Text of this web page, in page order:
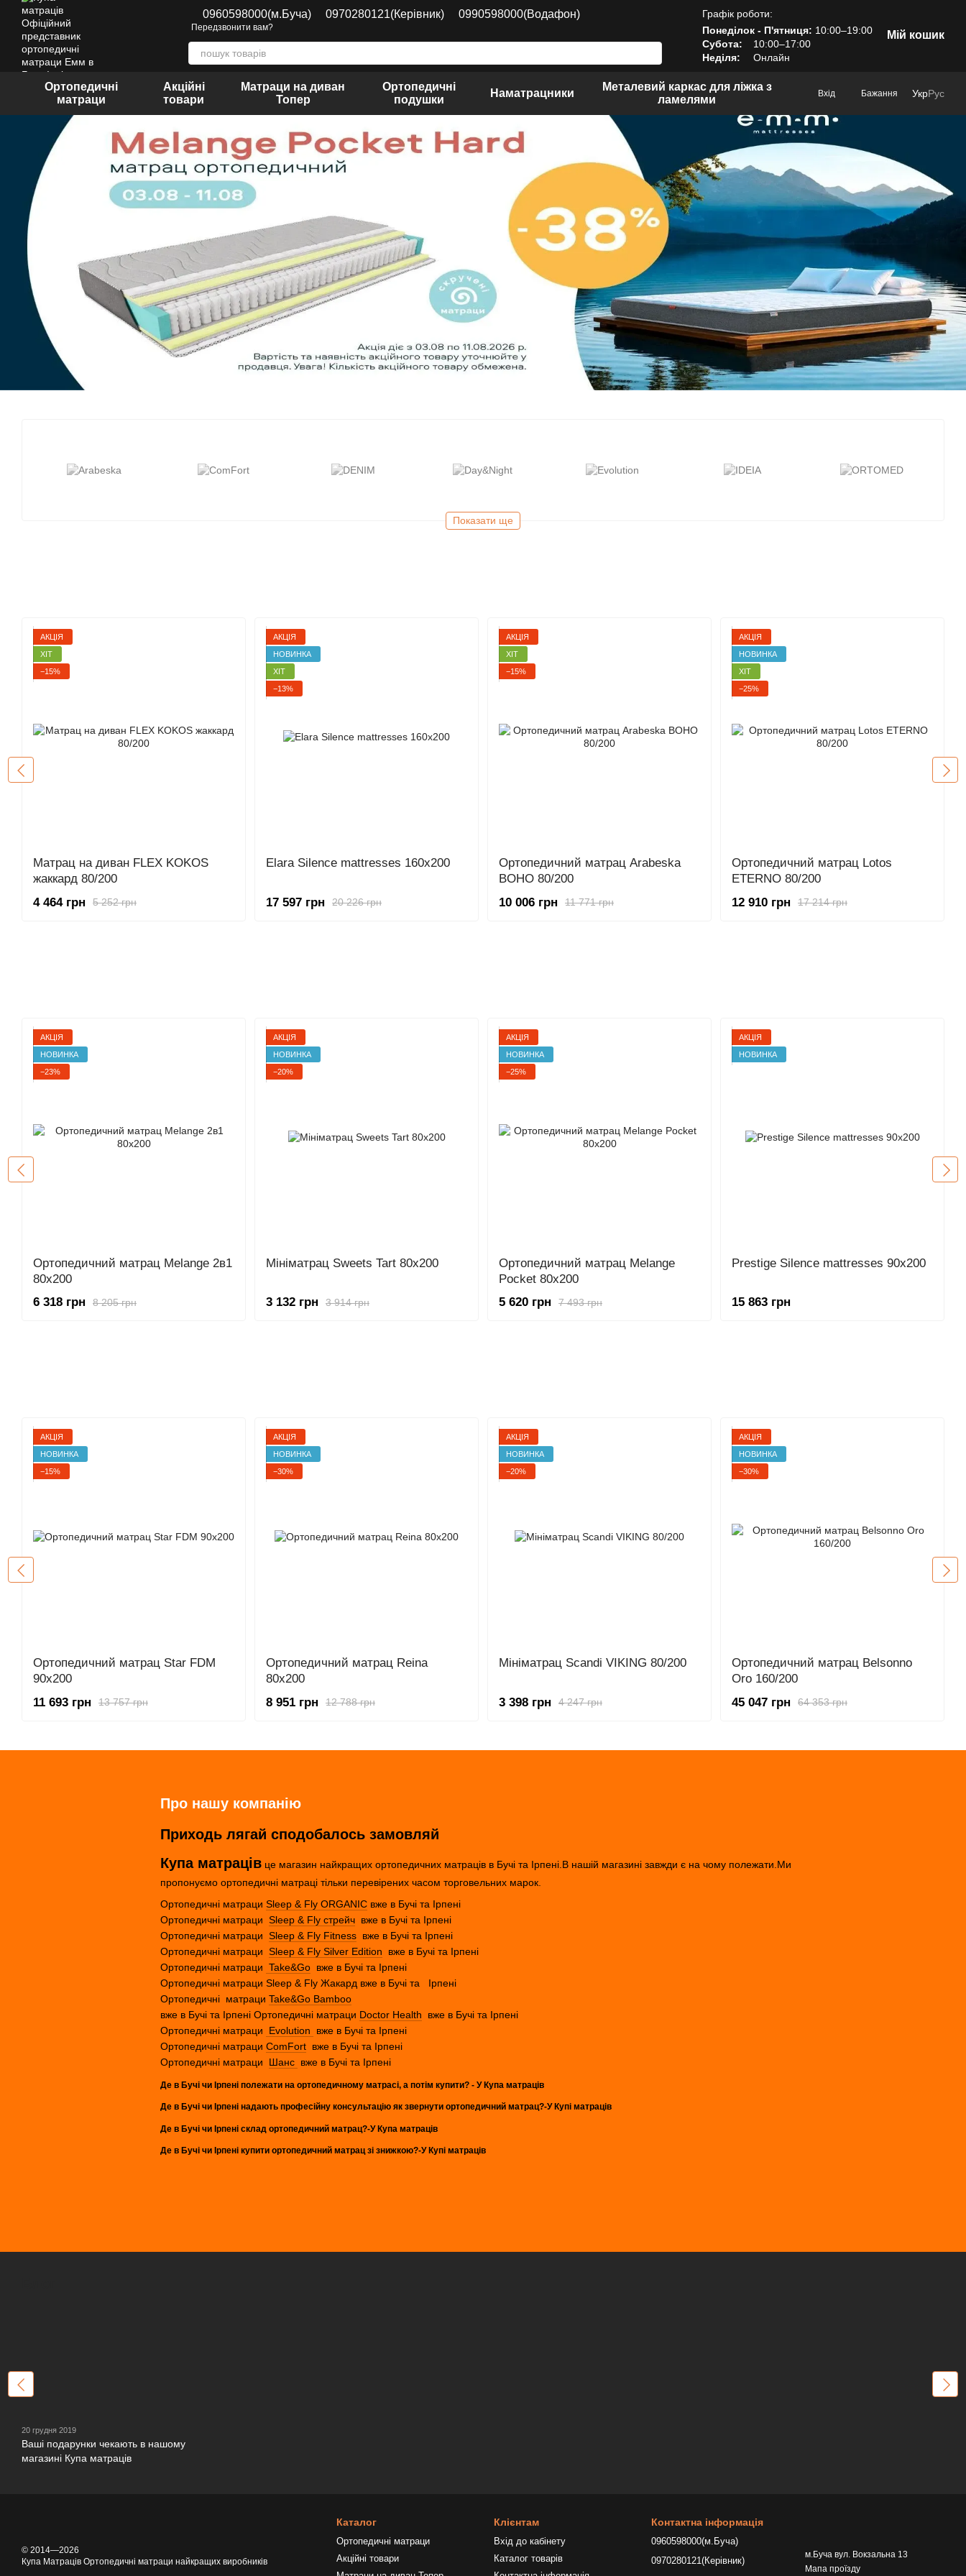
Перейти до основного контенту 0960598000(м.Буча) 0970280121(Керівник) 0990598000(Водафон)
Передзвонити вам?
Графік роботи:
Понеділок - П'ятниця: 10:00–19:00
Субота:
10:00–17:00
Неділя:
Онлайн
Мій кошик
Ортопедичні
матраци
Акційні
товари
Матраци на диван
Топер
Ортопедичні
подушки
Наматрацники
Металевий каркас для ліжка з
ламелями
Вхід Бажання УкрРус
Показати ще
АКЦІЯ
ХІТ
−15%
Матрац на диван FLEX KOKOS
жаккард 80/200
5 252 грн
4 464 грн
АКЦІЯ
НОВИНКА
ХІТ
−13%
Elara Silence mattresses 160x200
20 226 грн
17 597 грн
АКЦІЯ
ХІТ
−15%
Ортопедичний матрац Arabeska
BOHO 80/200
11 771 грн
10 006 грн
АКЦІЯ
НОВИНКА
ХІТ
−25%
Ортопедичний матрац Lotos
ETERNO 80/200
17 214 грн
12 910 грн
АКЦІЯ
НОВИНКА
−23%
Ортопедичний матрац Melange 2в1
80x200
8 205 грн
6 318 грн
АКЦІЯ
НОВИНКА
−20%
Мініматрац Sweets Tart 80x200
3 914 грн
3 132 грн
АКЦІЯ
НОВИНКА
−25%
Ортопедичний матрац Melange
Pocket 80x200
7 493 грн
5 620 грн
АКЦІЯ
НОВИНКА
Prestige Silence mattresses 90х200
15 863 грн
АКЦІЯ
НОВИНКА
−15%
Ортопедичний матрац Star FDM
90x200
13 757 грн
11 693 грн
АКЦІЯ
НОВИНКА
−30%
Ортопедичний матрац Reina
80x200
12 788 грн
8 951 грн
АКЦІЯ
НОВИНКА
−20%
Мініматрац Scandi VIKING 80/200
4 247 грн
3 398 грн
АКЦІЯ
НОВИНКА
−30%
Ортопедичний матрац Belsonno
Oro 160/200
64 353 грн
45 047 грн
Про нашу компанію
Приходь лягай сподобалось замовляй
Купа матрацівце магазин найкращих ортопедичних матраців в Бучі та Ірпені.В нашій магазині завжди є на чому полежати.Ми
пропонуємо ортопедичні матраці тільки перевірених часом торговельних марок.
Ортопедичні матраци Sleep & Fly ORGANICвже в Бучі та Ірпені
Ортопедичні матраци Sleep & Fly стрейчвже в Бучі та Ірпені
Ортопедичні матраци Sleep & Fly Fitnessвже в Бучі та Ірпені
Ортопедичні матраци Sleep & Fly Silver Edition вже в Бучі та Ірпені
Ортопедичні матраци Take&Goвже в Бучі та Ірпені
Ортопедичні матраци Sleep & Fly Жакард вже в Бучі та
Ірпені
Ортопедичні матраци Take&Go Bamboo
вже в Бучі та Ірпені Ортопедичні матраци Doctor Health вже в Бучі та Ірпені
Ортопедичні матраци
Evolution
вже в Бучі та Ірпені
Ортопедичні матраци ComFortвже в Бучі та Ірпені
Ортопедичні матраци Шанс вже в Бучі та Ірпені
Де в Бучі чи Ірпені полежати на ортопедичному матрасі, а потім купити? - У Купа матраців
Де в Бучі чи Ірпені надають професійну консультацію як звернути ортопедичний матрац?-У Купі матраців
Де в Бучі чи Ірпені склад ортопедичний матрац?-У Купа матраців
Де в Бучі чи Ірпені купити ортопедичний матрац зі знижкою?-У Купі матраців
20 грудня 2019
Ваші подарунки чекають в нашому
магазині Купа матраців
© 2014—2026
Купа Матраців Ортопедичні матраци найкращих виробників
Каталог
Ортопедичні матраци
Акційні товари
Клієнтам
Вхід до кабінету
Каталог товарів
Контактна інформація
0960598000(м.Буча)
0970280121(Керівник)
м.Буча вул. Вокзальна 13
Мапа проїзду